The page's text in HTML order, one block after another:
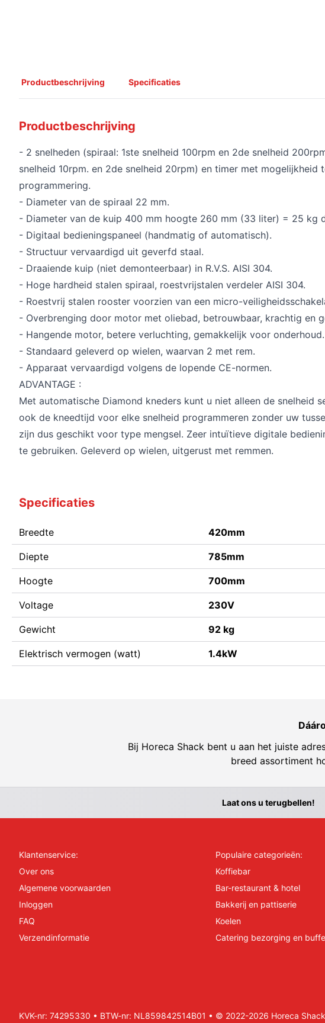
Productbeschrijving Specificaties
Productbeschrijving
- 2 snelheden (spiraal: 1ste snelheid 100rpm en 2de snelheid
snelheid 10rpm. en 2de snelheid 20rpm) en timer met mogelijkheid
programmering.
- Diameter van de spiraal 22 mm.
- Diameter van de kuip 400 mm hoogte 260 mm (33 liter) = 25 kg
- Digitaal bedieningspaneel (handmatig of automatisch).
- Structuur vervaardigd uit geverfd staal.
- Draaiende kuip (niet demonteerbaar) in R.V.S. AISI 304.
- Hoge hardheid stalen spiraal, roestvrijstalen verdeler AISI 304.
- Roestvrij stalen rooster voorzien van een micro-
- Overbrenging door motor met oliebad, betrouwbaar, krachtig en
- Hangende motor, betere verluchting, gemakkelijk voor onderhoud.
- Standaard geleverd op wielen, waarvan 2 met rem.
- Apparaat vervaardigd volgens de lopende CE-normen.
ADVANTAGE :
Met automatische Diamond kneders kunt u niet alleen de snelheid
ook de kneedtijd voor elke snelheid programmeren zonder uw
zijn dus geschikt voor type mengsel. Zeer intuïtieve digitale
te gebruiken. Geleverd op wielen, uitgerust met remmen.
Specificaties
Breedte 420mm
Diepte 785mm
Hoogte 700mm
Voltage 230V
Gewicht 92 kg
Elektrisch vermogen (watt) 1.4kW
Bij Horeca Shack bent u aan het juiste
breed assortiment
Laat ons u terugbellen!
Klantenservice:
Over ons
Algemene voorwaarden
Inloggen
FAQ
Verzendinformatie
Populaire categorieën:
Koffiebar
Bar-restaurant & hotel
Bakkerij en pattiserie
Koelen
Catering bezorging en
KVK-nr: 74295330 • BTW-nr: NL859842514B01 • © 2022-2026 Horeca